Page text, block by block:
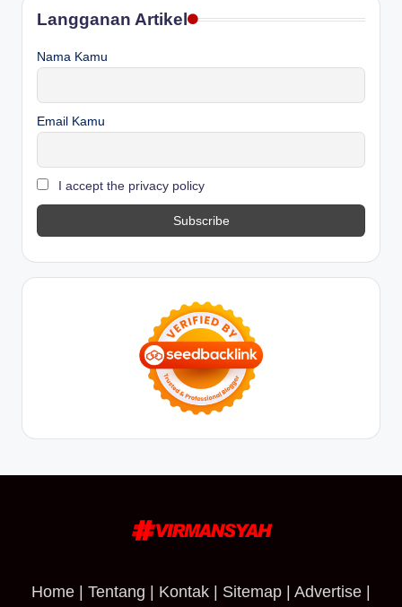
Langganan Artikel
Nama Kamu
Email Kamu
I accept the privacy policy
Home | Tentang | Kontak | Sitemap | Advertise |